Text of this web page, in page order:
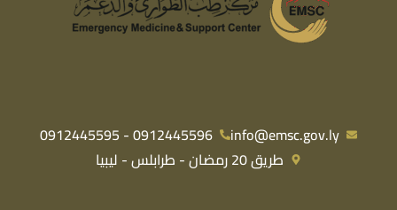
info@emsc.gov.ly
0912445596 - 0912445595
طريق 20 رمضان - طرابلس - ليبيا